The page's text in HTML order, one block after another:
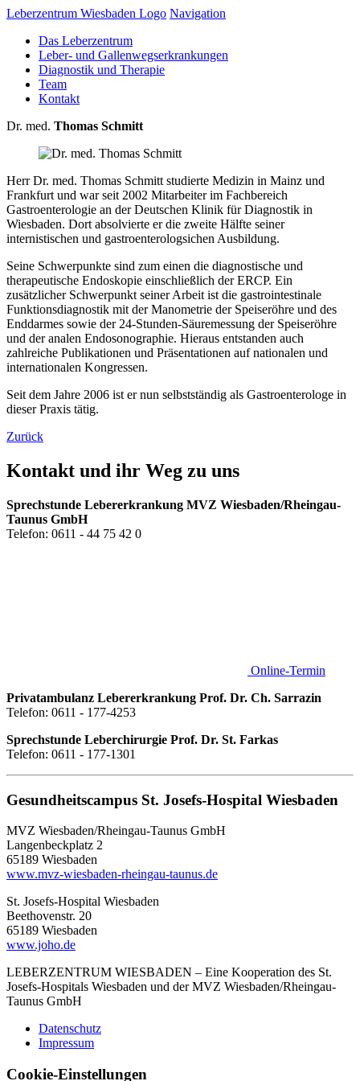
Leberzentrum Wiesbaden Logo Navigation
Das Leberzentrum
Leber- und Gallenwegserkrankungen
Diagnostik und Therapie
Team
Kontakt
Dr. med. Thomas Schmitt
Herr Dr. med. Thomas Schmitt studierte Medizin in Mainz und
Frankfurt und war seit 2002 Mitarbeiter im Fachbereich
Gastroenterologie an der Deutschen Klinik für Diagnostik in
Wiesbaden. Dort absolvierte er die zweite Hälfte seiner
internistischen und gastroenterologsichen Ausbildung.
Seine Schwerpunkte sind zum einen die diagnostische und
therapeutische Endoskopie einschließlich der ERCP. Ein
zusätzlicher Schwerpunkt seiner Arbeit ist die gastrointestinale
Funktionsdiagnostik mit der Manometrie der Speiseröhre und des
Enddarmes sowie der 24-Stunden-Säuremessung der Speiseröhre
und der analen Endosonographie. Hieraus entstanden auch
zahlreiche Publikationen und Präsentationen auf nationalen und
internationalen Kongressen.
Seit dem Jahre 2006 ist er nun selbstständig als Gastroenterologe in
dieser Praxis tätig.
Zurück
Kontakt und ihr Weg zu uns
Sprechstunde Lebererkrankung MVZ Wiesbaden/Rheingau-
Taunus GmbH
Telefon: 0611 - 44 75 42 0
Online-Termin
Privatambulanz Lebererkrankung Prof. Dr. Ch. Sarrazin
Telefon: 0611 - 177-4253
Sprechstunde Leberchirurgie Prof. Dr. St. Farkas
Telefon: 0611 - 177-1301
Gesundheitscampus St. Josefs-Hospital Wiesbaden
MVZ Wiesbaden/Rheingau-Taunus GmbH
Langenbeckplatz 2
65189 Wiesbaden
www.mvz-wiesbaden-rheingau-taunus.de
St. Josefs-Hospital Wiesbaden
Beethovenstr. 20
65189 Wiesbaden
www.joho.de
LEBERZENTRUM WIESBADEN – Eine Kooperation des St.
Josefs-Hospitals Wiesbaden und der MVZ Wiesbaden/Rheingau-
Taunus GmbH
Datenschutz
Impressum
Cookie-Einstellungen